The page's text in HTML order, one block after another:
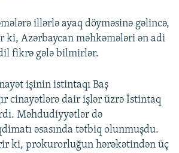
illərlə ayaq döyməsinə gəlincə,
ki, Azərbaycan məhkəmələri ən adi
fikrə gələ bilmirlər.
işinin istintaqı Baş
cinayətlərə dair işlər üzrə İstintaq
Məhdudiyyətlər də
əsasında tətbiq olunmuşdu.
ki, prokurorluğun hərəkətindən üç